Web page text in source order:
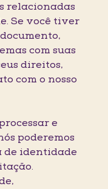
relacionadas
Se você tiver
com suas
direitos,
com o nosso
e
poderemos
de identidade